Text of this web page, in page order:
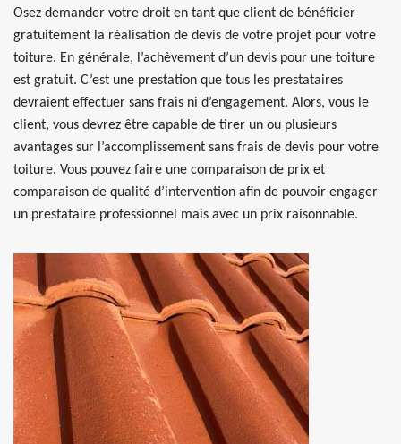
Osez demander votre droit en tant que client de bénéficier
gratuitement la réalisation de devis de votre projet pour votre
toiture. En générale, l’achèvement d’un devis pour une toiture
est gratuit. C’est une prestation que tous les prestataires
devraient effectuer sans frais ni d’engagement. Alors, vous le
client, vous devrez être capable de tirer un ou plusieurs
avantages sur l’accomplissement sans frais de devis pour votre
toiture. Vous pouvez faire une comparaison de prix et
comparaison de qualité d’intervention afin de pouvoir engager
un prestataire professionnel mais avec un prix raisonnable.